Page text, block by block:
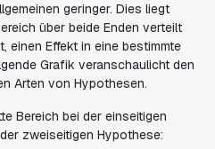
geringer. Dies liegt
über beide Enden verteilt
einen Effekt in eine bestimmte
Grafik veranschaulicht den
Arten von Hypothesen.
Bereich bei der einseitigen
zweiseitigen Hypothese: